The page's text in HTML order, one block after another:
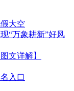
大空
“万象耕新”好风
文详解】
入口